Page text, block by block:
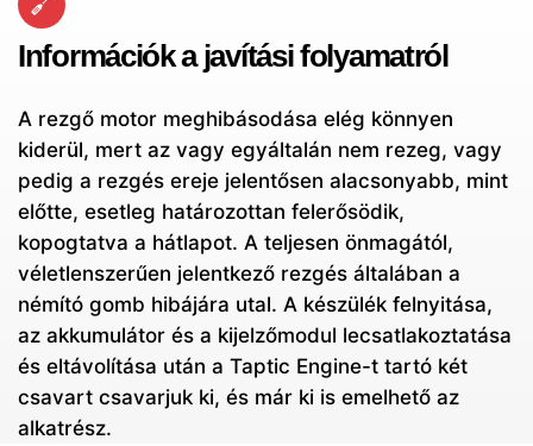
Információk a javítási folyamatról
A rezgő motor meghibásodása elég könnyen
kiderül, mert az vagy egyáltalán nem rezeg, vagy
pedig a rezgés ereje jelentősen alacsonyabb, mint
előtte, esetleg határozottan felerősödik,
kopogtatva a hátlapot. A teljesen önmagától,
véletlenszerűen jelentkező rezgés általában a
némító gomb hibájára utal. A készülék felnyitása,
az akkumulátor és a kijelzőmodul lecsatlakoztatása
és eltávolítása után a Taptic Engine-t tartó két
csavart csavarjuk ki, és már ki is emelhető az
alkatrész.